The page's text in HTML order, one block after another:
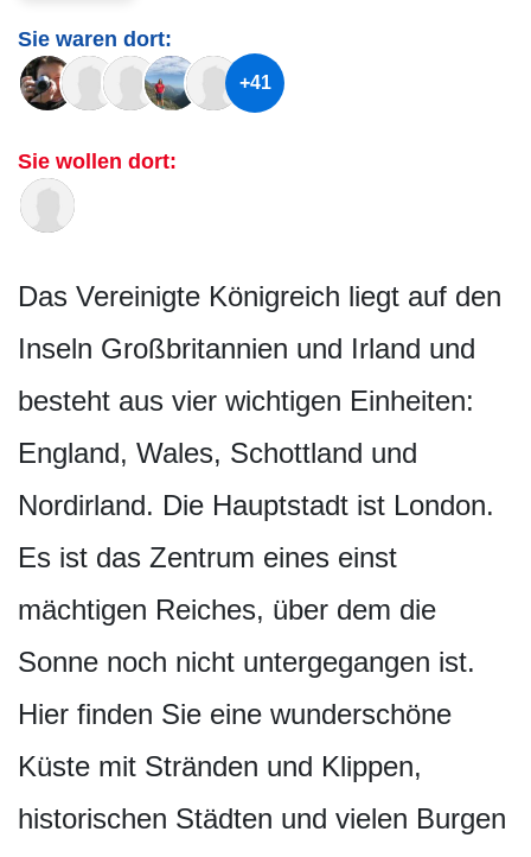
Sie waren dort:
+41
Sie wollen dort:
Das Vereinigte Königreich liegt auf den
Inseln Großbritannien und Irland und
besteht aus vier wichtigen Einheiten:
England, Wales, Schottland und
Nordirland. Die Hauptstadt ist London.
Es ist das Zentrum eines einst
mächtigen Reiches, über dem die
Sonne noch nicht untergegangen ist.
Hier finden Sie eine wunderschöne
Küste mit Stränden und Klippen,
historischen Städten und vielen Burgen